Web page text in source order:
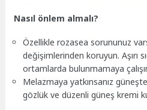
Nasıl önlem almalı?
Özellikle rozasea sorununuz
değişimlerinden koruyun. Aşırı
ortamlarda bulunmamaya
Melazmaya yatkınsanız
gözlük ve düzenli güneş kremi